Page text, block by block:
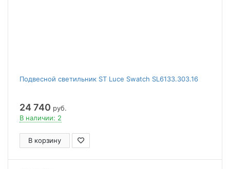
Подвесной светильник ST Luce Swatch SL6133.303.16
24 740 руб.
В наличии: 2
В корзину